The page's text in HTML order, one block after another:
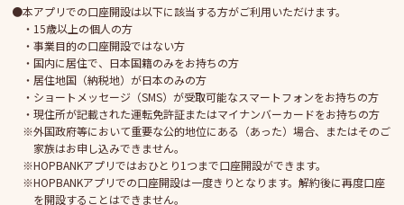
本アプリでの口座開設は以下に該当する方がご利用いただけます。
15歳以上の個人の方
事業目的の口座開設ではない方
国内に居住で、日本国籍のみをお持ちの方
居住地国（納税地）が日本のみの方
ショートメッセージ（SMS）が受取可能なスマートフォンをお持ちの方
現住所が記載された運転免許証またはマイナンバーカードをお持ちの方
外国政府等において重要な公的地位にある（あった）場合、またはそのご
家族はお申し込みできません。
HOPBANKアプリではおひとり1つまで口座開設ができます。
HOPBANKアプリでの口座開設は一度きりとなります。解約後に再度口座
を開設することはできません。